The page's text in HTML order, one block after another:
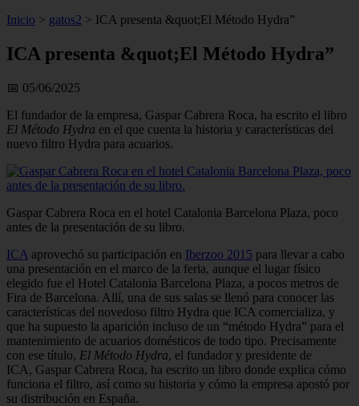
Inicio > gatos2 > ICA presenta &quot;El Método Hydra”
ICA presenta &quot;El Método Hydra”
📅 05/06/2025
El fundador de la empresa, Gaspar Cabrera Roca, ha escrito el libro
El Método Hydra en el que cuenta la historia y características del
nuevo filtro Hydra para acuarios.
Gaspar Cabrera Roca en el hotel Catalonia Barcelona Plaza, poco
antes de la presentación de su libro.
ICA aprovechó su participación en Iberzoo 2015 para llevar a cabo
una presentación en el marco de la feria, aunque el lugar físico
elegido fue el Hotel Catalonia Barcelona Plaza, a pocos metros de
Fira de Barcelona. Allí, una de sus salas se llenó para conocer las
características del novedoso filtro Hydra que ICA comercializa, y
que ha supuesto la aparición incluso de un “método Hydra” para el
mantenimiento de acuarios domésticos de todo tipo. Precisamente
con ese título, El Método Hydra, el fundador y presidente de
ICA, Gaspar Cabrera Roca, ha escrito un libro donde explica cómo
funciona el filtro, así como su historia y cómo la empresa apostó por
su distribución en España.